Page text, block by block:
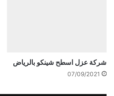
شركة عزل اسطح شينكو بالرياض
07/09/2021